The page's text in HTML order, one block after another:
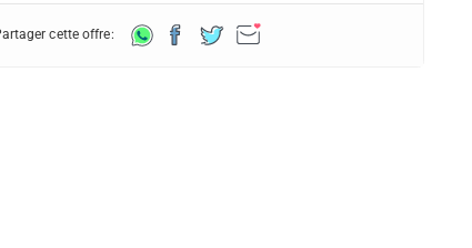
cette offre: